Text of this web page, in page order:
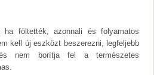
föltették, azonnali és folyamatos
kell új eszközt beszerezni, legfeljebb
és nem borítja fel a természetes